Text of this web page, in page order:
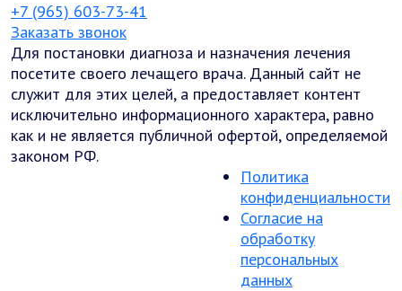
+7 (965) 603-73-41
Заказать звонок
Для постановки диагноза и назначения лечения
посетите своего лечащего врача. Данный сайт не
служит для этих целей, а предоставляет контент
исключительно информационного характера, равно
как и не является публичной офертой, определяемой
законом РФ.
Политика
конфиденциальности
Согласие на
обработку
персональных
данных